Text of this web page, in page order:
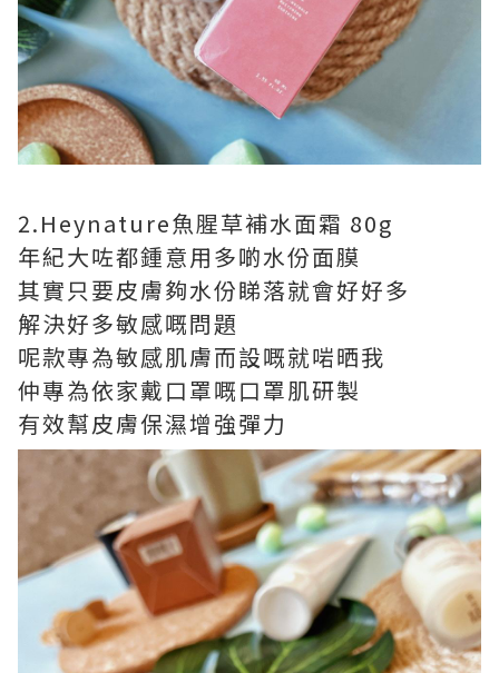
2.Heynature魚腥草補水面霜 80g
年紀大咗都鍾意用多啲水份面膜
其實只要皮膚夠水份睇落就會好好多
解決好多敏感嘅問題
呢款專為敏感肌膚而設嘅就啱晒我
仲專為依家戴口罩嘅口罩肌研製
有效幫皮膚保濕增強彈力